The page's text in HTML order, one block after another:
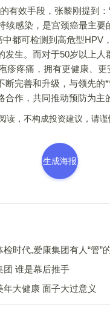
效手段，张黎刚提到：
续感染，是宫颈癌最主要
中都可检测到高危型HPV
发生。而对于50岁以上人
疹疼痛，拥有更健康、
断完善和升级，与领先的
合作，共同推动预防为主
，不构成投资建议，请谨
生成海报
时代,爱康集团有人“管”
团 谁是幕后推手
年大健康 面子大过意义